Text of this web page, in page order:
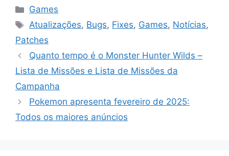
Categorias
Games
Tags
Atualizações, Bugs, Fixes, Games, Notícias,
Patches
Quanto tempo é o Monster Hunter Wilds –
Lista de Missões e Lista de Missões da
Campanha
Pokemon apresenta fevereiro de 2025:
Todos os maiores anúncios